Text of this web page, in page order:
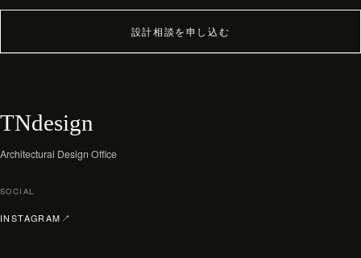
設計相談を申し込む
TNdesign
Architectural Design Office
SOCIAL
INSTAGRAM ↗
（新しいタブで開く）